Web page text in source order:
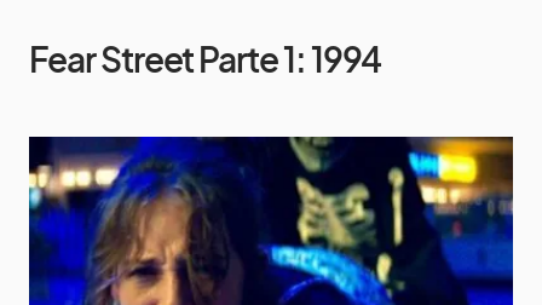
Fear Street Parte 1: 1994